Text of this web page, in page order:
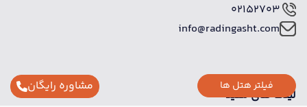
فیلتر هتل ها مشاوره رایگان
02152703
info@radingasht.com
لینک های مفید